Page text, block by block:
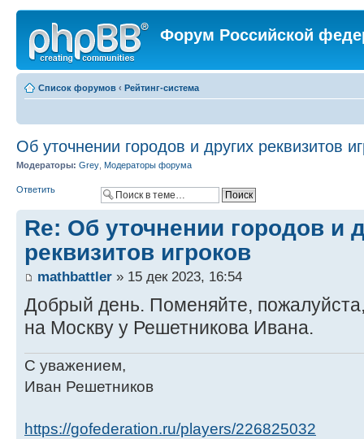
Форум Российской
Список форумов ‹ Рейтинг-система
Об уточнении городов и других реквизитов
Модераторы: Grey Модераторы форума
Ответить
Re: Об уточнении городов и
реквизитов игроков
mathbattler » 15 дек 2023, 16:54
Добрый день. Поменяйте,
на Москву у Решетникова Ивана.
С уважением,
Иван Решетников
https://gofederation.ru/players/226825032